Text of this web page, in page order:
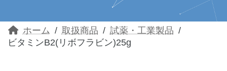
ホーム 取扱商品
試薬・工業製品
ビタミンB2(リボフラビン)25g